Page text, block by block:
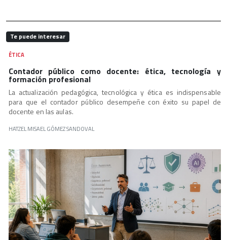
Te puede interesar
ÉTICA
Contador público como docente: ética, tecnología y
formación profesional
La actualización pedagógica, tecnológica y ética es indispensable
para que el contador público desempeñe con éxito su papel de
docente en las aulas.
HATZEL MISAEL GÓMEZ SANDOVAL